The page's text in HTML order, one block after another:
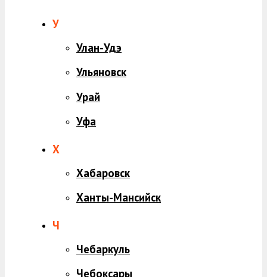
У
Улан-Удэ
Ульяновск
Урай
Уфа
Х
Хабаровск
Ханты-Мансийск
Ч
Чебаркуль
Чебоксары